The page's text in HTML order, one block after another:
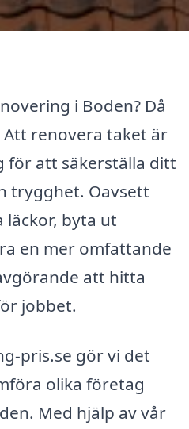
i Boden? Då
renovera taket är
för att säkerställa ditt
trygghet. Oavsett
läckor, byta ut
en mer omfattande
att hitta
jobbet.
pris.se gör vi det
olika företag
Med hjälp av vår